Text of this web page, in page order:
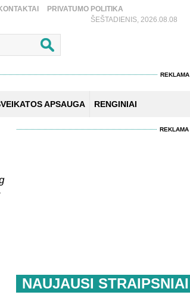
PRIVATUMO POLITIKA
ŠEŠTADIENIS, 2026.08.08
REKLAMA
APSAUGA RENGINIAI
REKLAMA
NAUJAUSI STRAIPSNIAI